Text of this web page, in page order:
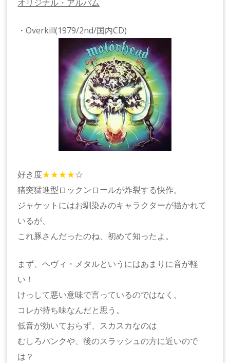
オリジナル・アルバム
・Overkill(1979/2nd/国内CD)
好き度★★★★☆
猪突猛進型ロックンロールが炸裂する快作。
ジャケットにはお馴染みのキャラクターが描かれて
いるが、
これ豚さんだったのね、初めて知ったよ。
まず、ヘヴィ・メタルというにはあまりに音が軽
い！
けっして悪い意味で言っているのではなく、
コレが持ち味なんだと思う。
低音が効いておらず、スカスカなのは
むしろパンクや、後のスラッシュの方に近いので
は？